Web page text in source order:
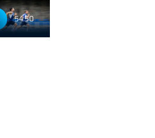
54:50